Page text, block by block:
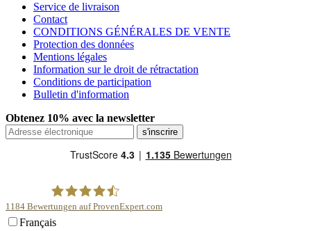
Service de livraison
Contact
CONDITIONS GÉNÉRALES DE VENTE
Protection des données
Mentions légales
Information sur le droit de rétractation
Conditions de participation
Bulletin d'information
Obtenez 10% avec la newsletter
1184 Bewertungen auf ProvenExpert.com
Français